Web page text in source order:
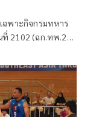
ฉพาะกิจกรมทหาร
2102 (ฉก.ทพ.21